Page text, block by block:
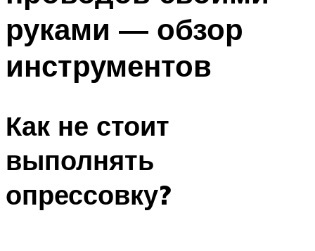
руками — обзор
инструментов
Как не стоит
выполнять
опрессовку?